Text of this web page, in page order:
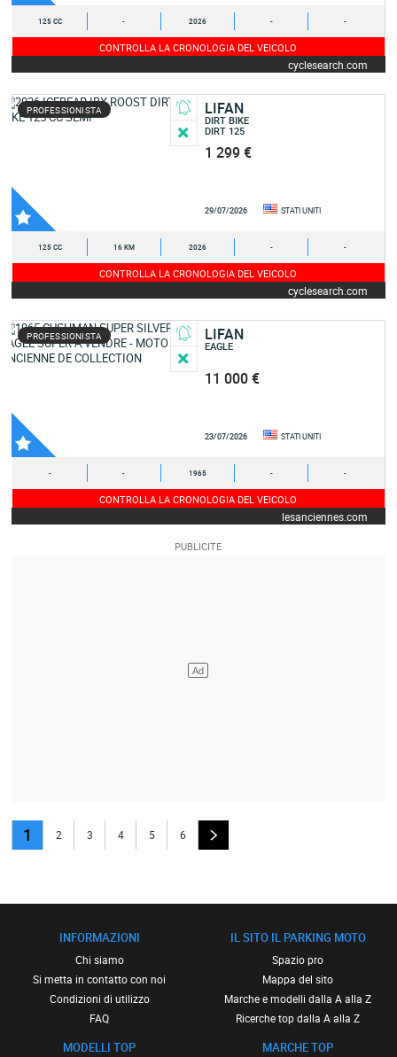
125 CC - 2026 - -
CONTROLLA LA CRONOLOGIA DEL VEICOLO
cyclesearch.com
PROFESSIONISTA LIFAN
DIRT BIKE
DIRT 125
1 299 €
29/07/2026 STATI UNITI
125 CC 16 KM 2026 - -
CONTROLLA LA CRONOLOGIA DEL VEICOLO
cyclesearch.com
PROFESSIONISTA LIFAN
EAGLE
11 000 €
23/07/2026 STATI UNITI
- - 1965 - -
CONTROLLA LA CRONOLOGIA DEL VEICOLO
lesanciennes.com
1 2 3 4 5 6
INFORMAZIONI
Chi siamo
Si metta in contatto con noi
Condizioni di utilizzo
FAQ
MODELLI TOP
IL SITO IL PARKING MOTO
Spazio pro
Mappa del sito
Marche e modelli dalla A alla Z
Ricerche top dalla A alla Z
MARCHE TOP